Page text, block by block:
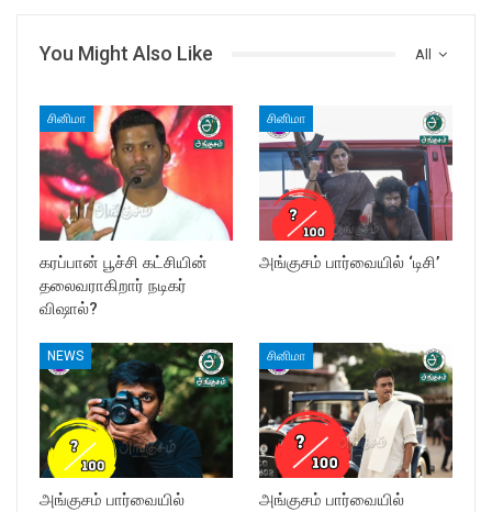
All
You Might Also Like
சினிமா
கரப்பான் பூச்சி கட்சியின்
தலைவராகிறார் நடிகர்
விஷால்?
சினிமா
அங்குசம் பார்வையில் ‘டிசி’
NEWS
அங்குசம் பார்வையில்
சினிமா
அங்குசம் பார்வையில்